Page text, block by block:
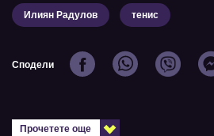
Илиян Радулов тенис
Сподели
Прочетете още